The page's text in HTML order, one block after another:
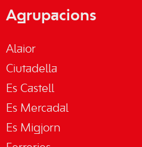
Agrupacions
Alaior
Ciutadella
Es Castell
Es Mercadal
Es Migjorn